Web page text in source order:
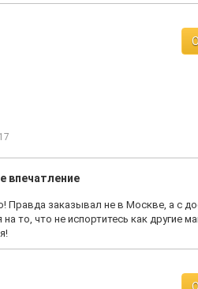
впечатление
Правда заказывал не в Москве, а с
то, что не испортитесь как другие